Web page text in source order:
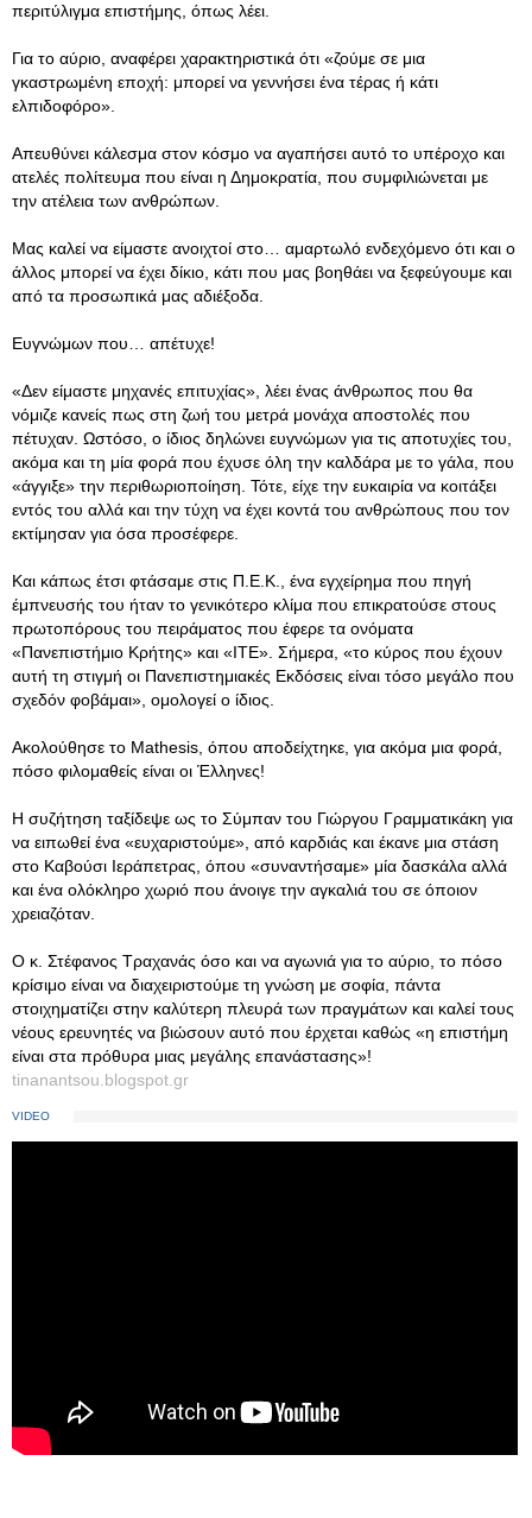
περιτύλιγμα επιστήμης, όπως λέει.
Για το αύριο, αναφέρει χαρακτηριστικά ότι «ζούμε σε μια
γκαστρωμένη εποχή: μπορεί να γεννήσει ένα τέρας ή κάτι
ελπιδοφόρο».
Απευθύνει κάλεσμα στον κόσμο να αγαπήσει αυτό το υπέροχο και
ατελές πολίτευμα που είναι η Δημοκρατία, που συμφιλιώνεται με
την ατέλεια των ανθρώπων.
Μας καλεί να είμαστε ανοιχτοί στο… αμαρτωλό ενδεχόμενο ότι και ο
άλλος μπορεί να έχει δίκιο, κάτι που μας βοηθάει να ξεφεύγουμε και
από τα προσωπικά μας αδιέξοδα.
Ευγνώμων που… απέτυχε!
«Δεν είμαστε μηχανές επιτυχίας», λέει ένας άνθρωπος που θα
νόμιζε κανείς πως στη ζωή του μετρά μονάχα αποστολές που
πέτυχαν. Ωστόσο, ο ίδιος δηλώνει ευγνώμων για τις αποτυχίες του,
ακόμα και τη μία φορά που έχυσε όλη την καλδάρα με το γάλα, που
«άγγιξε» την περιθωριοποίηση. Τότε, είχε την ευκαιρία να κοιτάξει
εντός του αλλά και την τύχη να έχει κοντά του ανθρώπους που τον
εκτίμησαν για όσα προσέφερε.
Και κάπως έτσι φτάσαμε στις Π.Ε.Κ., ένα εγχείρημα που πηγή
έμπνευσής του ήταν το γενικότερο κλίμα που επικρατούσε στους
πρωτοπόρους του πειράματος που έφερε τα ονόματα
«Πανεπιστήμιο Κρήτης» και «ΙΤΕ». Σήμερα, «το κύρος που έχουν
αυτή τη στιγμή οι Πανεπιστημιακές Εκδόσεις είναι τόσο μεγάλο που
σχεδόν φοβάμαι», ομολογεί ο ίδιος.
Ακολούθησε το Mathesis, όπου αποδείχτηκε, για ακόμα μια φορά,
πόσο φιλομαθείς είναι οι Έλληνες!
Η συζήτηση ταξίδεψε ως το Σύμπαν του Γιώργου Γραμματικάκη για
να ειπωθεί ένα «ευχαριστούμε», από καρδιάς και έκανε μια στάση
στο Καβούσι Ιεράπετρας, όπου «συναντήσαμε» μία δασκάλα αλλά
και ένα ολόκληρο χωριό που άνοιγε την αγκαλιά του σε όποιον
χρειαζόταν.
Ο κ. Στέφανος Τραχανάς όσο και να αγωνιά για το αύριο, το πόσο
κρίσιμο είναι να διαχειριστούμε τη γνώση με σοφία, πάντα
στοιχηματίζει στην καλύτερη πλευρά των πραγμάτων και καλεί τους
νέους ερευνητές να βιώσουν αυτό που έρχεται καθώς «η επιστήμη
είναι στα πρόθυρα μιας μεγάλης επανάστασης»!
tinanantsou.blogspot.gr
VIDEO